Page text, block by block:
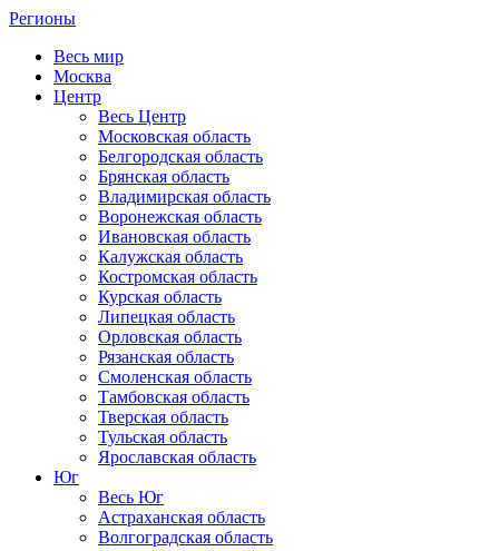
Регионы
Весь мир
Москва
Центр
Весь Центр
Московская область
Белгородская область
Брянская область
Владимирская область
Воронежская область
Ивановская область
Калужская область
Костромская область
Курская область
Липецкая область
Орловская область
Рязанская область
Смоленская область
Тамбовская область
Тверская область
Тульская область
Ярославская область
Юг
Весь Юг
Астраханская область
Волгоградская область